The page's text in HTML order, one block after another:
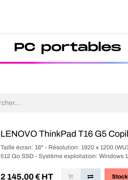
PC portables
LENOVO ThinkPad T16 G5
Taille écran: 16" - Résolution: 1920 x 1200
512 Go SSD - Système exploitation: Windows
2 145,00€ HT